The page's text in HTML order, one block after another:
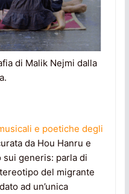
di Malik Nejmi dalla
e poetiche degli
da Hou Hanru e
sui generis: parla di
del migrante
ad un’unica